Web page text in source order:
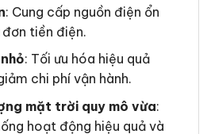
: Cung cấp nguồn điện ổn
tiền điện.
: Tối ưu hóa hiệu quả
chi phí vận hành.
mặt trời quy mô vừa:
hoạt động hiệu quả và